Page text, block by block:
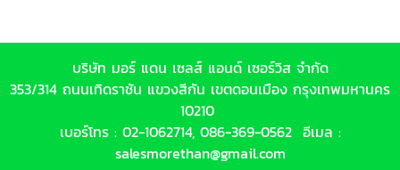
บริษัท มอร์ แดน เซลส์ แอนด์ เซอร์วิส จำกัด
353/314 ถนนเทิดราชัน แขวงสีกัน เขตดอนเมือง กรุงเทพมหานคร
10210
เบอร์โทร : 02-1062714, 086-369-0562 อีเมล :
salesmorethan@gmail.com